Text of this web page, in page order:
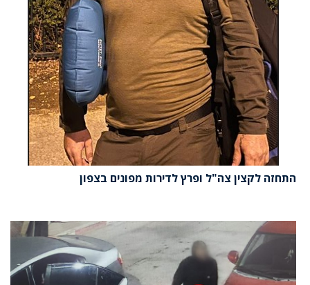
התחזה לקצין צה"ל ופרץ לדירות מפונים בצפון